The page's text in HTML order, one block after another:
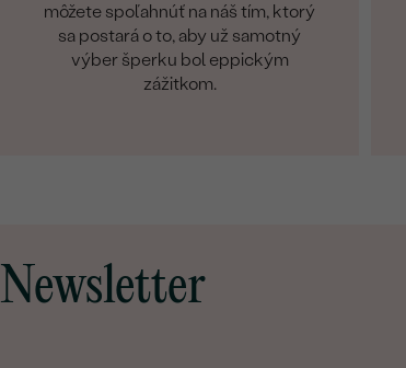
môžete spoľahnúť na náš tím, ktorý
sa postará o to, aby už samotný
výber šperku bol eppickým
zážitkom.
Newsletter